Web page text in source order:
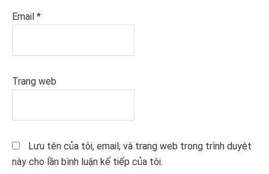
Email *
Trang web
Lưu tên của tôi, email, và trang web trong trình duyệt
này cho lần bình luận kế tiếp của tôi.